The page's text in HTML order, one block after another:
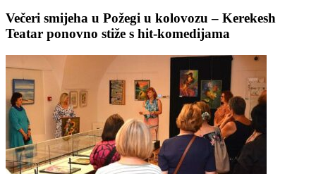
Večeri smijeha u Požegi u kolovozu – Kerekesh
Teatar ponovno stiže s hit-komedijama